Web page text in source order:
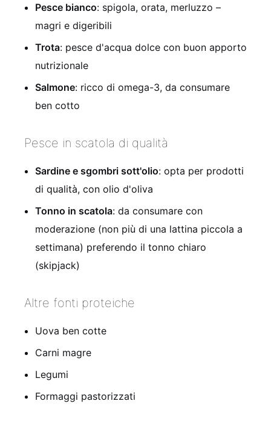
Pesce bianco: spigola, orata, merluzzo –
magri e digeribili
Trota: pesce d'acqua dolce con buon apporto
nutrizionale
Salmone: ricco di omega-3, da consumare
ben cotto
Pesce in scatola di qualità
Sardine e sgombri sott'olio: opta per prodotti
di qualità, con olio d'oliva
Tonno in scatola: da consumare con
moderazione (non più di una lattina piccola a
settimana) preferendo il tonno chiaro
(skipjack)
Altre fonti proteiche
Uova ben cotte
Carni magre
Legumi
Formaggi pastorizzati